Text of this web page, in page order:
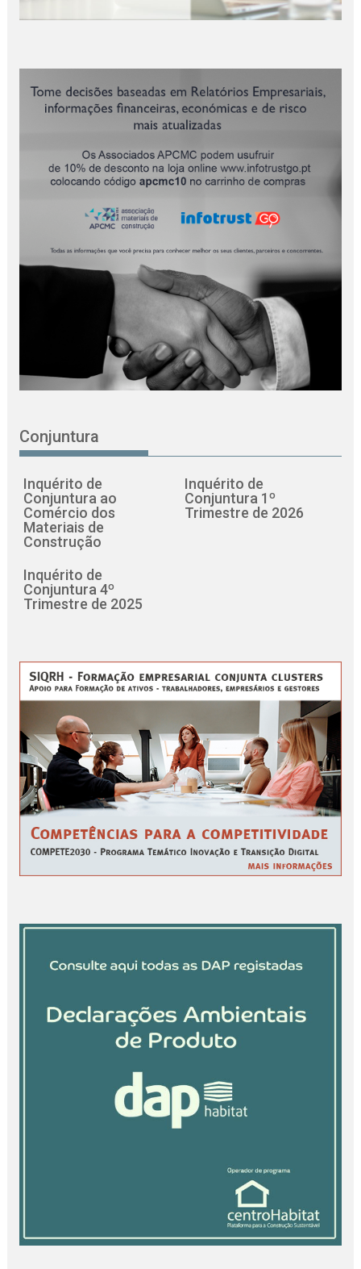
Conjuntura
Inquérito de
Conjuntura ao
Comércio dos
Materiais de
Construção
Inquérito de
Conjuntura 1º
Trimestre de 2026
Inquérito de
Conjuntura 4º
Trimestre de 2025